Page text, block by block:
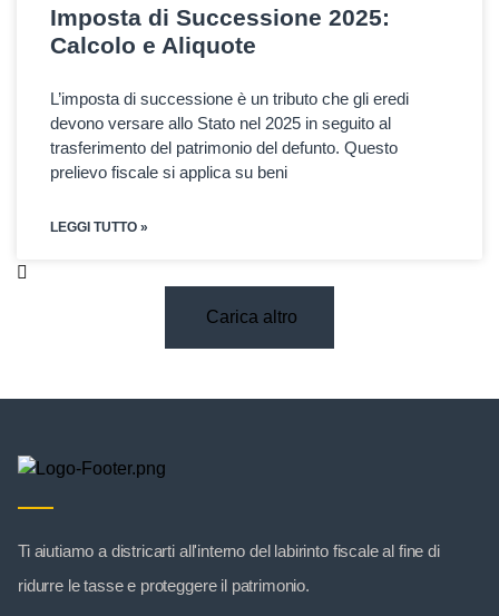
Imposta di Successione 2025:
Calcolo e Aliquote
L’imposta di successione è un tributo che gli eredi
devono versare allo Stato nel 2025 in seguito al
trasferimento del patrimonio del defunto. Questo
prelievo fiscale si applica su beni
LEGGI TUTTO »
Carica altro
Ti aiutiamo a districarti all'interno del labirinto fiscale al fine di
ridurre le tasse e proteggere il patrimonio.